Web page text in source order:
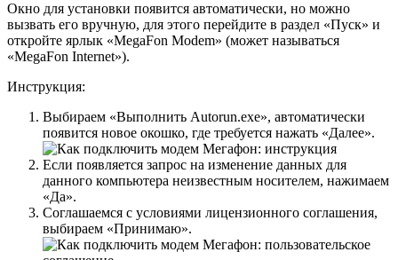
Окно для установки появится автоматически, но можно
вызвать его вручную, для этого перейдите в раздел «Пуск» и
откройте ярлык «MegaFon Modem» (может называться
«MegaFon Internet»).
Инструкция:
Выбираем «Выполнить Autorun.exe», автоматически
появится новое окошко, где требуется нажать «Далее».
Если появляется запрос на изменение данных для
данного компьютера неизвестным носителем, нажимаем
«Да».
Соглашаемся с условиями лицензионного соглашения,
выбираем «Принимаю».